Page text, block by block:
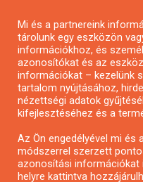
Pályázatírás civil
Pályázatírás
Pályázatfigyelés
Specifikus
Pályázatok
Mi és a partnereink
tárolunk egy eszközön
információkhoz, és
azonosítókat és az
információkat – kezelünk
tartalom nyújtásához,
nézettségi adatok
kifejlesztéséhez és a
Az Ön engedélyével mi és
módszerrel szerzett
azonosítási információkat
helyre kattintva